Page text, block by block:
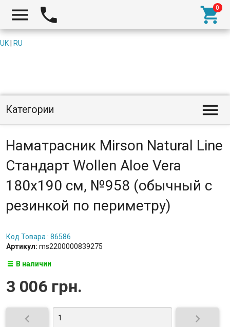
  
UK RU
Категории 
Наматрасник Mirson Natural Line
Стандарт Wollen Aloe Vera
180x190 см, №958 (обычный с
резинкой по периметру)
Код Товара : 86586
Артикул: ms2200000839275
В наличии
3 006 грн.
 